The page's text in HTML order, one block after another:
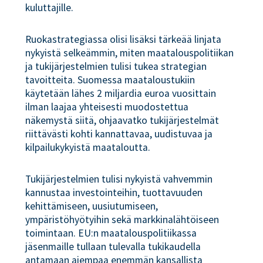
kuluttajille.
Ruokastrategiassa olisi lisäksi tärkeää linjata
nykyistä selkeämmin, miten maatalouspolitiikan
ja tukijärjestelmien tulisi tukea strategian
tavoitteita. Suomessa maataloustukiin
käytetään lähes 2 miljardia euroa vuosittain
ilman laajaa yhteisesti muodostettua
näkemystä siitä, ohjaavatko tukijärjestelmät
riittävästi kohti kannattavaa, uudistuvaa ja
kilpailukykyistä maataloutta.
Tukijärjestelmien tulisi nykyistä vahvemmin
kannustaa investointeihin, tuottavuuden
kehittämiseen, uusiutumiseen,
ympäristöhyötyihin sekä markkinalähtöiseen
toimintaan. EU:n maatalouspolitiikassa
jäsenmaille tullaan tulevalla tukikaudella
antamaan aiempaa enemmän kansallista